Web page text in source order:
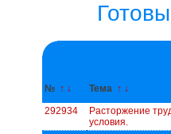
№ ↑ ↓ Тема ↑ ↓
292934
Расторжение
условия.